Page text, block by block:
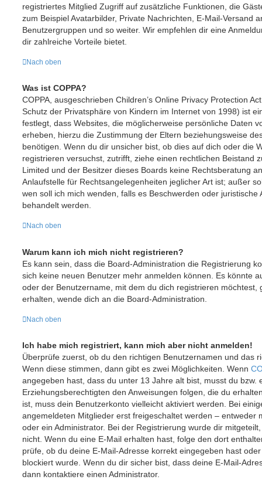
registriertes Mitglied Zugriff auf zusätzliche Funktionen, die
zum Beispiel Avatarbilder, Private Nachrichten, E-Mail-Versand
Benutzergruppen und so weiter. Wir empfehlen dir eine
dir zahlreiche Vorteile bietet.
Nach oben
Was ist COPPA?
COPPA, ausgeschrieben Children’s Online Privacy Protection
Schutz der Privatsphäre von Kindern im Internet von 1998) ist
festlegt, dass Websites, die möglicherweise persönliche Daten
erheben, hierzu die Zustimmung der Eltern beziehungsweise
benötigen. Wenn du dir unsicher bist, ob dies auf dich oder die
registrieren versuchst, zutrifft, ziehe einen rechtlichen Beistand
Limited und der Besitzer dieses Boards keine Rechtsberatung
Anlaufstelle für Rechtsangelegenheiten jeglicher Art ist; außer
wen soll ich mich wenden, falls es Beschwerden oder juristische
behandelt werden.
Nach oben
Warum kann ich mich nicht registrieren?
Es kann sein, dass die Board-Administration die Registrierung
sich keine neuen Benutzer mehr anmelden können. Es könnte
oder der Benutzername, mit dem du dich registrieren möchtest,
erhalten, wende dich an die Board-Administration.
Nach oben
Ich habe mich registriert, kann mich aber nicht anmelden!
Überprüfe zuerst, ob du den richtigen Benutzernamen und das
Wenn diese stimmen, dann gibt es zwei Möglichkeiten. Wenn
angegeben hast, dass du unter 13 Jahre alt bist, musst du bzw.
Erziehungsberechtigten den Anweisungen folgen, die du
ist, muss dein Benutzerkonto vielleicht aktiviert werden. Bei
angemeldeten Mitglieder erst freigeschaltet werden – entweder
oder ein Administrator. Bei der Registrierung wurde dir
nicht. Wenn du eine E-Mail erhalten hast, folge den dort
prüfe, ob du deine E-Mail-Adresse korrekt eingegeben hast
blockiert wurde. Wenn du dir sicher bist, dass deine E-Mail-
dann kontaktiere einen Administrator.